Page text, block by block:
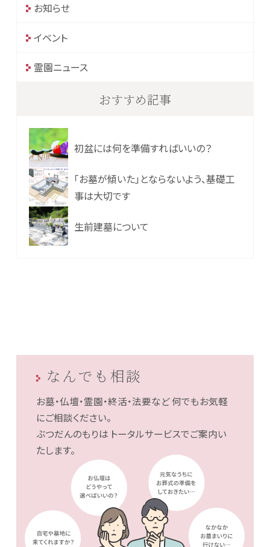
お知らせ
イベント
霊園ニュース
おすすめ記事
初盆には何を準備すればいいの？
「お墓が傾いた」とならないよう、基礎工
事は大切です
生前建墓について
なんでも相談
お墓・仏壇・霊園・終活・法要など何でもお気軽
にご相談ください。
ぶつだんのもりは トータルサービスでご案内い
たします。